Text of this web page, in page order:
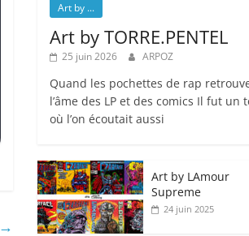
→
Art by ...
Art by TORRE.PENTEL
25 juin 2026 ARPOZ
Quand les pochettes de rap
l’âme des LP et des comics Il fut un
où l’on écoutait aussi
Art by LAmour
Supreme
24 juin 2025